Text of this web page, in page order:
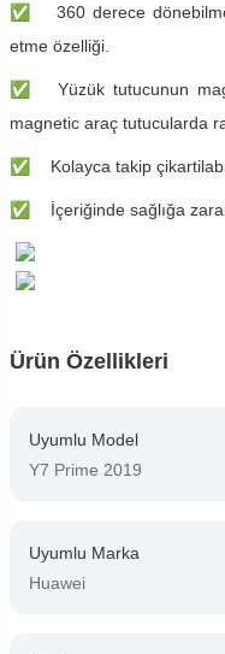
✅ 360 derece
etme özelliği.
✅Yüzük tutucunun
magnetic araç tutucularda
✅ Kolayca takip
✅ İçeriğinde sağlığa
Ürün Özellikleri
Uyumlu Model
Y7 Prime 2019
Uyumlu Marka
Huawei